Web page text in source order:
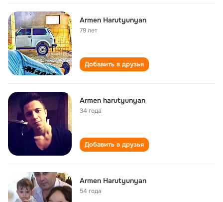
Armen Harutyunyan
79 лет
Добавить в друзья
Armen harutyunyan
34 года
Добавить в друзья
Armen Harutyunyan
54 года